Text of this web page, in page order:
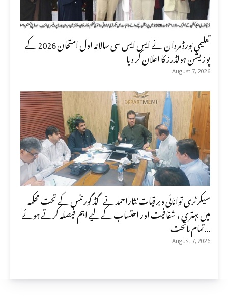
تعلیمی بورڈ مردان نے ایس ایس سی سالانہ اول امتحان 2026 کے
پوزیشن ہولڈرز کا اعلان کر دیا
August 7, 2026
سیکرٹری توانائی وبرقیات نثاراحمد نے گڈ گورننس کے تحت محکمہ
میں بہتری ، شفافیت اور احتساب کے لیے اہم فیصلہ کرتے ہوئے
تمام ماتحت...
August 7, 2026